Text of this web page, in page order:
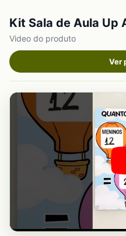
Kit Sala de Aula Up
Video do produto
Ver